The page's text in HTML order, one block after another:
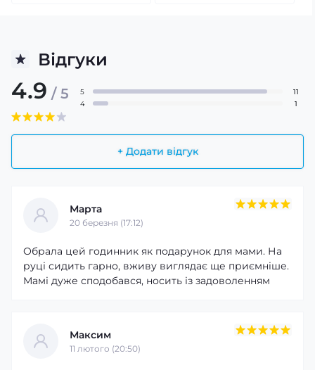
Відгуки
4.9 / 5
+ Додати відгук
5
11
4
1
Марта
20 березня (17:12)
Обрала цей годинник як подарунок для мами. На
руці сидить гарно, вживу виглядає ще приємніше.
Мамі дуже сподобався, носить із задоволенням
Максим
11 лютого (20:50)